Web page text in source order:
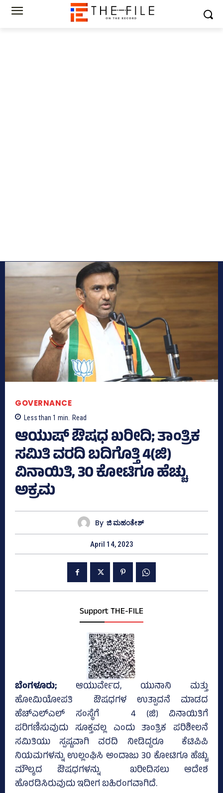
GOVERNANCE
Less than 1 min. Read
ಆಯುಷ್‌ ಔಷಧ ಖರೀದಿ; ತಾಂತ್ರಿಕ
ಸಮಿತಿ ವರದಿ ಬದಿಗೊತ್ತಿ 4(ಜಿ)
ವಿನಾಯಿತಿ, 30 ಕೋಟಿಗೂ ಹೆಚ್ಚು
ಅಕ್ರಮ
By ಜಿ ಮಹಂತೇಶ್
April 14, 2023
Support THE-FILE
ಬೆಂಗಳೂರು; ಆಯುರ್ವೇದ, ಯುನಾನಿ ಮತ್ತು
ಹೋಮಿಯೋಪತಿ ಔಷಧಗಳ ಉತ್ಪಾದನೆ ಮಾಡದ
ಹೆಚ್‌ಎಲ್‌ಎಲ್‌ ಸಂಸ್ಥೆಗೆ 4 (ಜಿ) ವಿನಾಯಿತಿಗೆ
ಪರಿಗಣಿಸುವುದು ಸೂಕ್ತವಲ್ಲ ಎಂದು ತಾಂತ್ರಿಕ ಪರಿಶೀಲನೆ
ಸಮಿತಿಯು ಸ್ಪಷ್ಟವಾಗಿ ವರದಿ ನೀಡಿದ್ದರೂ ಕೆಟಿಪಿಪಿ
ನಿಯಮಗಳನ್ನು ಉಲ್ಲಂಘಿಸಿ ಅಂದಾಜು 30 ಕೋಟಿಗೂ ಹೆಚ್ಚು
ಮೌಲ್ಯದ ಔಷಧಗಳನ್ನು ಖರೀದಿಸಲು ಆದೇಶ
ಹೊರಡಿಸಿರುವುದು ಇದೀಗ ಬಹಿರಂಗವಾಗಿದೆ.